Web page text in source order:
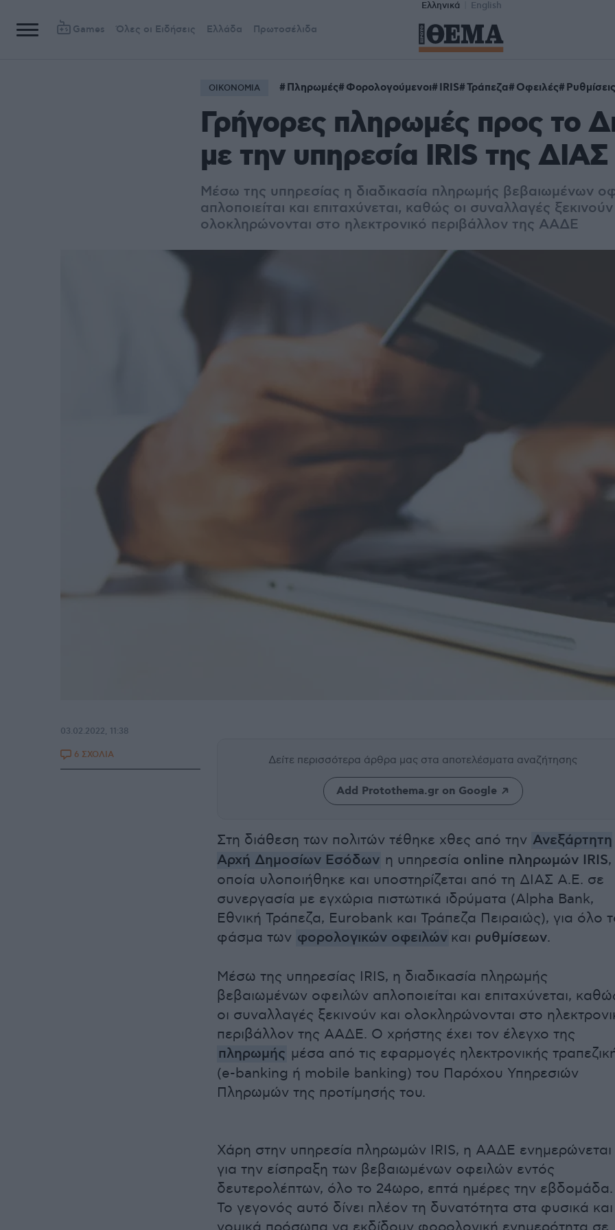
Ελληνικά English
Games Όλες οι Ειδήσεις Ελλάδα Πρωτοσέλιδα
ΟΙΚΟΝΟΜΙΑ Πληρωμές Φορολογούμενοι IRIS Τράπεζα Οφειλές Ρυθμίσεις
Γρήγορες πληρωμές προς το
με την υπηρεσία IRIS της ΔΙΑΣ
Μέσω της υπηρεσίας η διαδικασία πληρωμής βεβαιωμένων
απλοποιείται και επιταχύνεται, καθώς οι συναλλαγές ξεκινούν
ολοκληρώνονται στο ηλεκτρονικό περιβάλλον της ΑΑΔΕ
Δείτε περισσότερα άρθρα μας στα αποτελέσματα αναζήτησης
Add Protothema.gr on Google
Στη διάθεση των πολιτών τέθηκε χθες από την Ανεξάρτητη
Αρχή Δημοσίων Εσόδων η υπηρεσία online πληρωμών IRIS
οποία υλοποιήθηκε και υποστηρίζεται από τη ΔΙΑΣ Α.Ε. σε
συνεργασία με εγχώρια πιστωτικά ιδρύματα (Alpha Bank,
Εθνική Τράπεζα, Eurobank και Τράπεζα Πειραιώς), για όλο
φάσμα των φορολογικών οφειλών και ρυθμίσεων.
Μέσω της υπηρεσίας IRIS, η διαδικασία πληρωμής
βεβαιωμένων οφειλών απλοποιείται και επιταχύνεται,
οι συναλλαγές ξεκινούν και ολοκληρώνονται στο
περιβάλλον της ΑΑΔΕ. Ο χρήστης έχει τον έλεγχο της
πληρωμής μέσα από τις εφαρμογές ηλεκτρονικής
(e-banking ή mobile banking) του Παρόχου Υπηρεσιών
Πληρωμών της προτίμησής του.
Χάρη στην υπηρεσία πληρωμών IRIS, η ΑΑΔΕ ενημερώνεται
για την είσπραξη των βεβαιωμένων οφειλών εντός
δευτερολέπτων, όλο το 24ωρο, επτά ημέρες την εβδομάδα.
Το γεγονός αυτό δίνει πλέον τη δυνατότητα στα φυσικά και
03.02.2022, 11:38
6 ΣΧΟΛΙΑ